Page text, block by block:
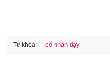
Từ khóa: cổ nhân dạy